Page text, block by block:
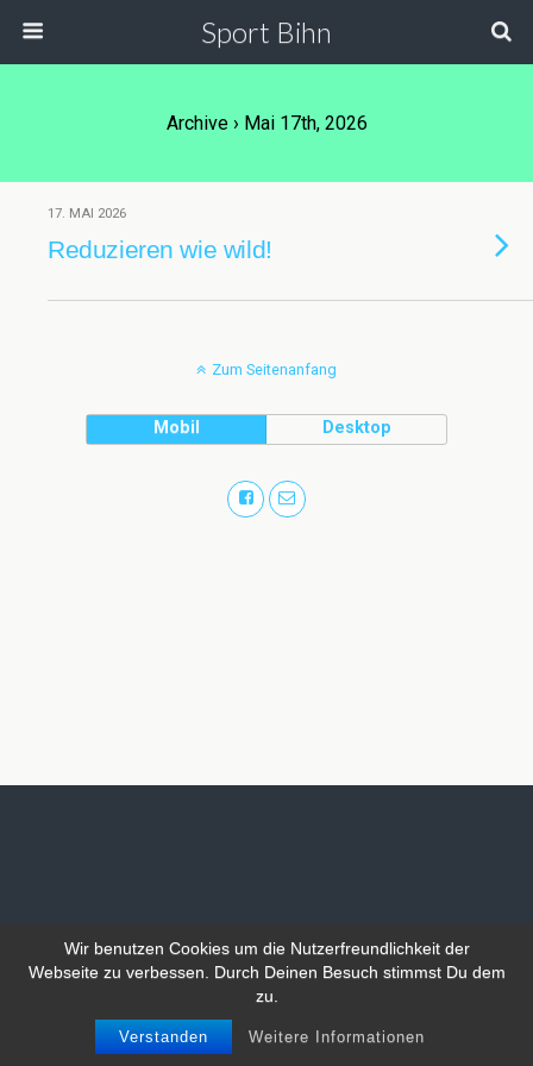
Wir benutzen Cookies um die Nutzerfreundlichkeit der
Webseite zu verbessen. Durch Deinen Besuch stimmst Du dem
zu.
Verstanden Weitere Informationen
Sport Bihn
Archive › Mai 17th, 2026
17. MAI 2026
Reduzieren wie wild!
Zum Seitenanfang
Mobil Desktop